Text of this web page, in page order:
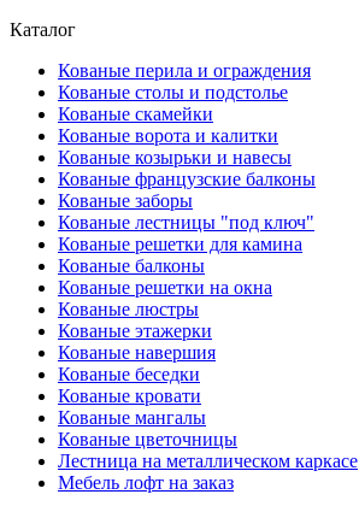
Каталог
Кованые перила и ограждения
Кованые столы и подстолье
Кованые скамейки
Кованые ворота и калитки
Кованые козырьки и навесы
Кованые французские балконы
Кованые заборы
Кованые лестницы "под ключ"
Кованые решетки для камина
Кованые балконы
Кованые решетки на окна
Кованые люстры
Кованые этажерки
Кованые навершия
Кованые беседки
Кованые кровати
Кованые мангалы
Кованые цветочницы
Лестница на металлическом каркасе
Мебель лофт на заказ